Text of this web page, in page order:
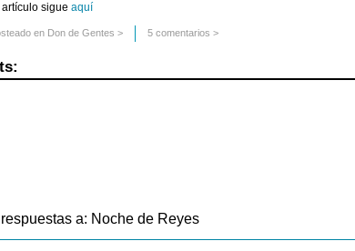
artículo sigue aquí
en Don de Gentes > 5 comentarios >
a: Noche de Reyes